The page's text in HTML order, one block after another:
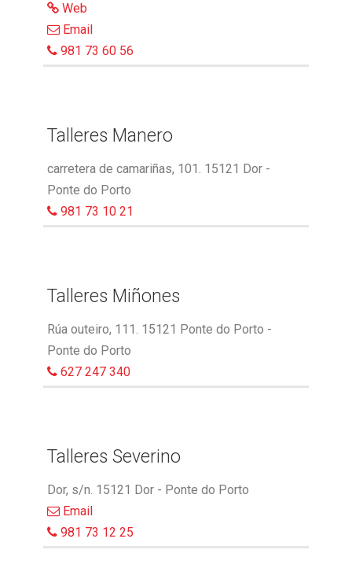
Web
Email
981 73 60 56
Talleres Manero
carretera de camariñas, 101. 15121 Dor -
Ponte do Porto
981 73 10 21
Talleres Miñones
Rúa outeiro, 111. 15121 Ponte do Porto -
Ponte do Porto
627 247 340
Talleres Severino
Dor, s/n. 15121 Dor - Ponte do Porto
Email
981 73 12 25